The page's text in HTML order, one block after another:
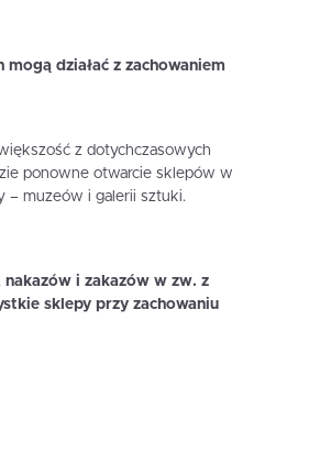
działać z zachowaniem
z dotychczasowych
ponowne otwarcie sklepów w
– muzeów i galerii sztuki.
i zakazów w zw. z
sklepy przy zachowaniu